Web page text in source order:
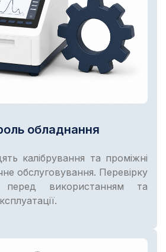
обладнання
калібрування та проміжні
обслуговування. Перевірку
перед використанням та